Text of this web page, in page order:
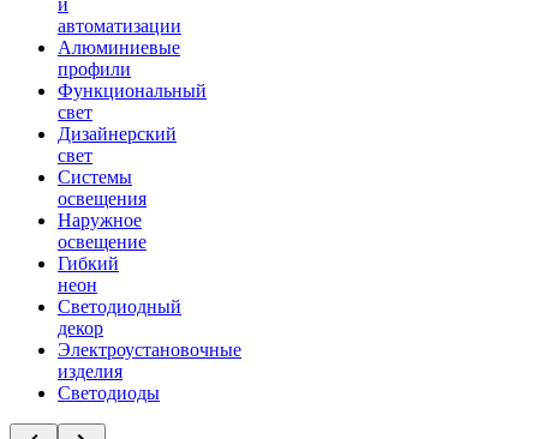
и
автоматизации
Алюминиевые
профили
Функциональный
свет
Дизайнерский
свет
Системы
освещения
Наружное
освещение
Гибкий
неон
Светодиодный
декор
Электроустановочные
изделия
Светодиоды